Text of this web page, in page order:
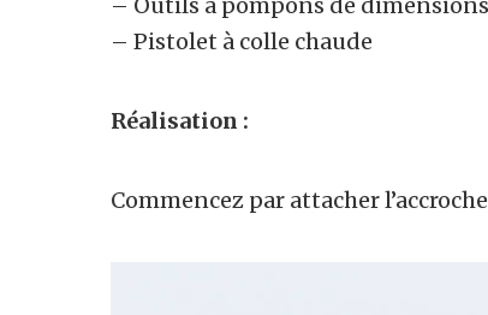
– Outils à pompons de
– Pistolet à colle chaude
Réalisation :
Commencez par attacher